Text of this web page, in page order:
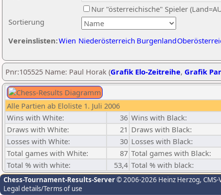
Sortierung
Nur "österreichische" Spieler
Vereinslisten:Wien Niederösterreich Burgenland
Pnr:105525 Name: Paul Horak (Grafik Elo-Zeitreihe, Grafik
Alle Partien ab Eloliste 1. Juli 2006
Wins with White:
36 Wins with Black:
Draws with White:
21 Draws with Black:
Losses with White:
30 Losses with Black:
Total games with White:
87 Total games with Black:
Total % with white:
53,4 Total % with black:
Chess-Tournament-Results-Server© 2006-2026 Heinz Herzog,
Legal details/Terms of use